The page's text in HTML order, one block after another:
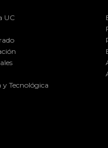
UC
Tecnológica